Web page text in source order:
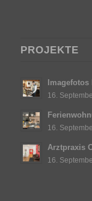
PROJEKTE
16.
16.
Arztpraxis
16.